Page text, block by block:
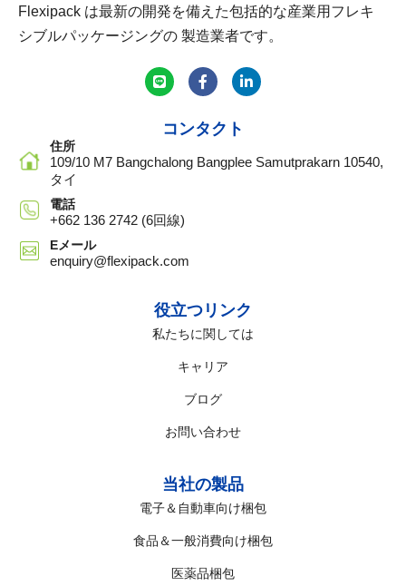
Flexipack は最新の開発を備えた包括的な産業用フレキ
シブルパッケージングの 製造業者です。
コンタクト
住所
109/10 M7 Bangchalong Bangplee Samutprakarn 10540,
タイ
電話
+662 136 2742 (6回線)
Eメール
enquiry@flexipack.com
役立つリンク
私たちに関しては
キャリア
ブログ
お問い合わせ
当社の製品
電子＆自動車向け梱包
食品＆一般消費向け梱包
医薬品梱包